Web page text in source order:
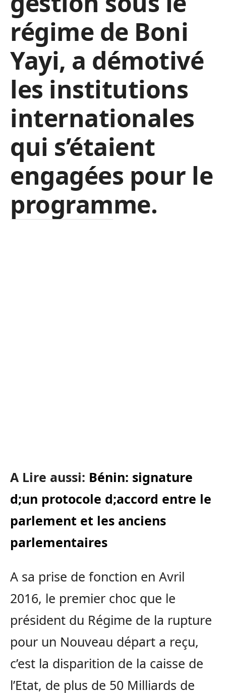
régime de Boni
Yayi, a démotivé
les institutions
internationales
qui s’étaient
engagées pour le
programme.
A Lire aussi: Bénin: signature
d;un protocole d;accord entre le
parlement et les anciens
parlementaires
A sa prise de fonction en Avril
2016, le premier choc que le
président du Régime de la rupture
pour un Nouveau départ a reçu,
c’est la disparition de la caisse de
l’Etat, de plus de 50 Milliards de